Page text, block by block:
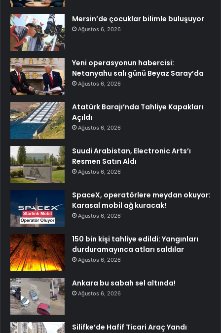
Mersin’de çocuklar bilimle buluşuyor
Ağustos 6, 2026
Yeni operasyonun habercisi:
Netanyahu salı günü Beyaz Saray’da
Ağustos 6, 2026
Atatürk Barajı’nda Tahliye Kapakları
Açıldı
Ağustos 6, 2026
Suudi Arabistan, Electronic Arts’ı
Resmen Satın Aldı
Ağustos 6, 2026
SpaceX, operatörlere meydan okuyor:
Karasal mobil ağ kuracak!
Ağustos 6, 2026
150 bin kişi tahliye edildi: Yangınları
durduramayınca atları saldılar
Ağustos 6, 2026
Ankara bu sabah sel altında!
Ağustos 6, 2026
Silifke’de Hafif Ticari Araç Yandı